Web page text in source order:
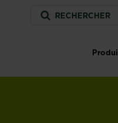
Service
menu
RECHERCHER
Main